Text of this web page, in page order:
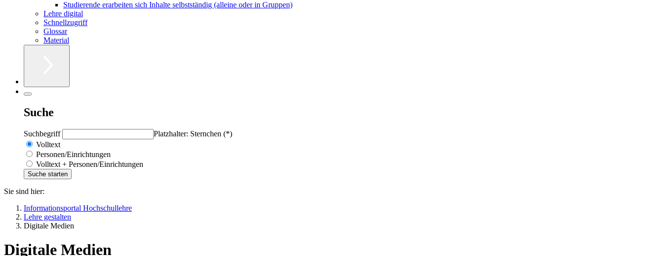
Studierende erarbeiten sich Inhalte selbstständig (alleine oder in Gruppen)
Lehre digital
Schnellzugriff
Glossar
Material
Suche
Suchbegriff
Platzhalter: Sternchen (*)
Volltext
Personen/Einrichtungen
Volltext + Personen/Einrichtungen
Sie sind hier:
Informationsportal Hochschullehre
Lehre gestalten
Digitale Medien
Digitale Medien